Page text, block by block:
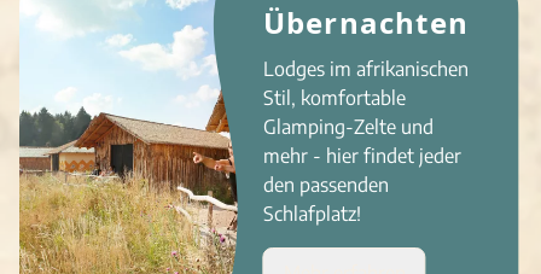
Übernachten
Lodges im afrikanischen
Stil, komfortable
Glamping-Zelte und
mehr - hier findet jeder
den passenden
Schlafplatz!